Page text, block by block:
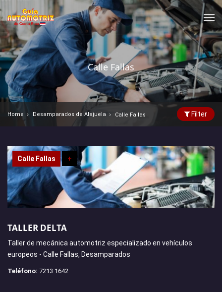
Calle Fallas
Home Desamparados de Alajuela Calle Fallas Filter
Calle Fallas +
TALLER DELTA
Taller de mecánica automotriz especializado en vehículos
europeos - Calle Fallas, Desamparados
Teléfono: 7213 1642